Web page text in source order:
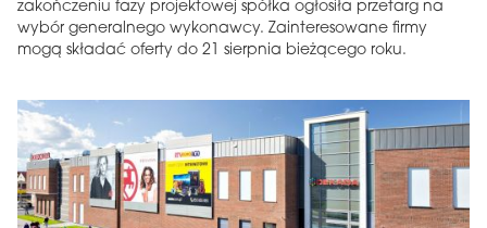
zakończeniu fazy projektowej spółka ogłosiła przetarg na
wybór generalnego wykonawcy. Zainteresowane firmy
mogą składać oferty do 21 sierpnia bieżącego roku.